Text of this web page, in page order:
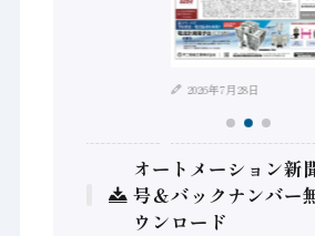
2026年7月28日
オートメーション新
号＆バックナンバー
ウンロード